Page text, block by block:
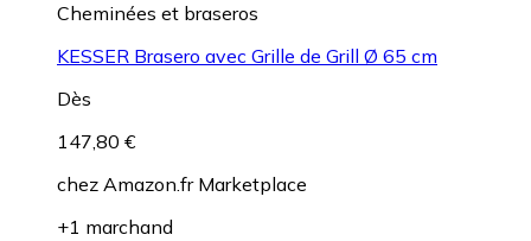
Cheminées et braseros
KESSER Brasero avec Grille de Grill Ø 65 cm
Dès
147,80 €
chez Amazon.fr Marketplace
+1 marchand